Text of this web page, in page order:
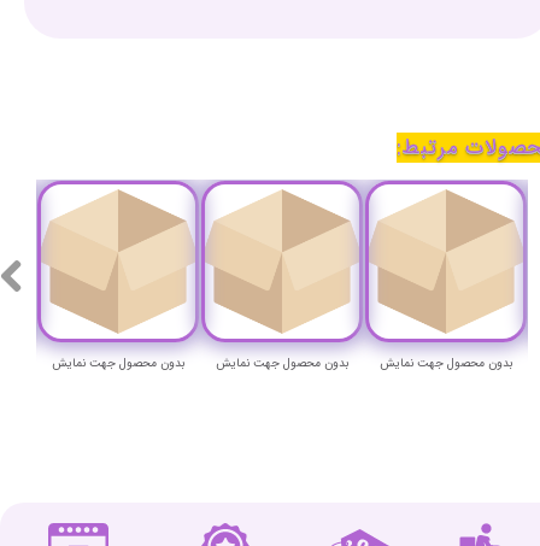
بدون محصول جهت نمایش بدون محصول جهت نمایش بدون محصول جهت نمایش
مرتبط: